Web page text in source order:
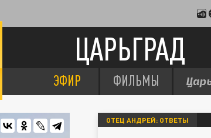
ЦАРЬГРАД
ЭФИР ФИЛЬМЫ
ОТЕЦ АНДРЕЙ: ОТВЕТЫ